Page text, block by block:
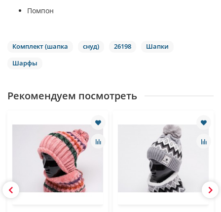
Помпон
Комплект (шапка снуд) 26198
Шапки
Шарфы
Рекомендуем посмотреть